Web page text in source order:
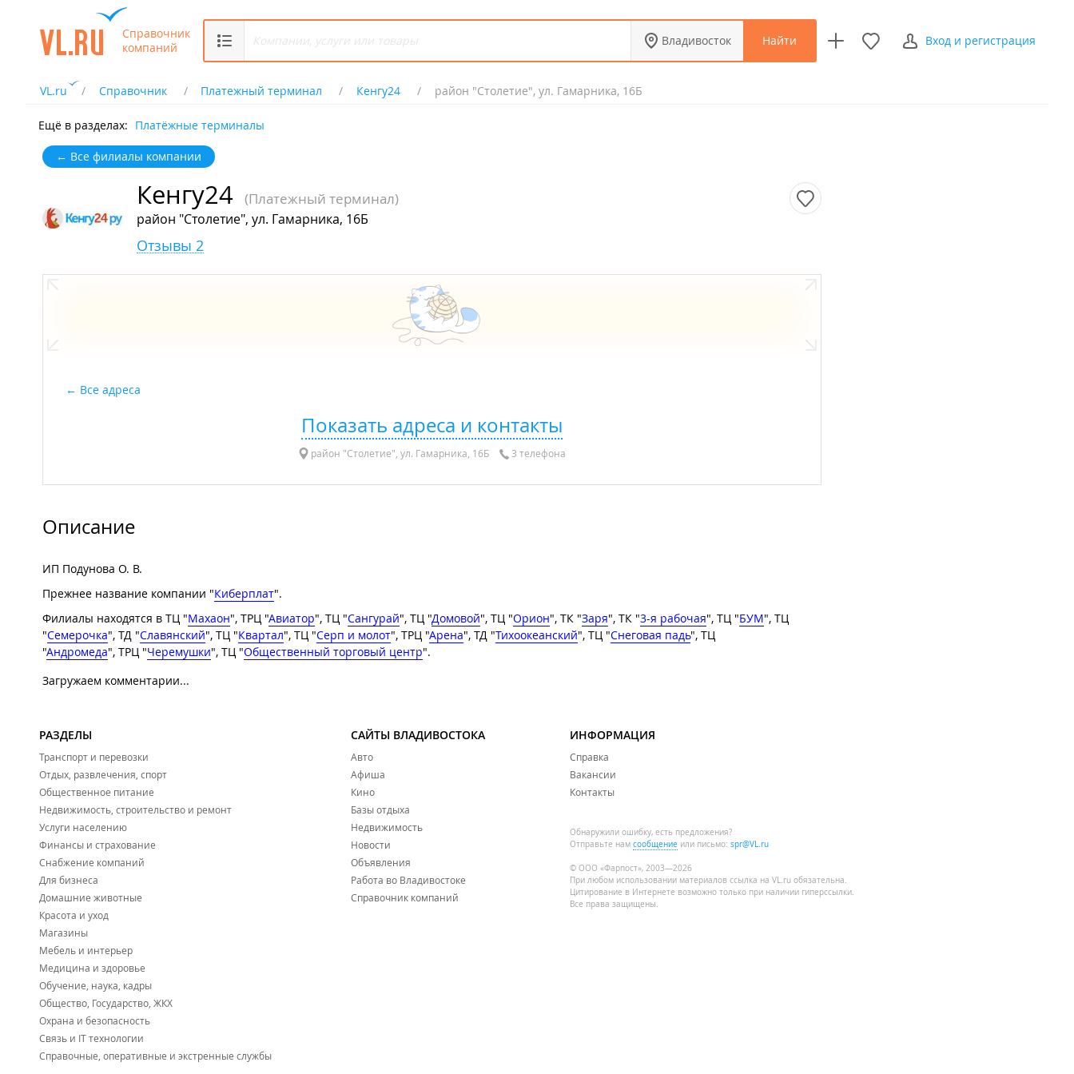
Справочник
компаний
Владивосток Найти Вход и регистрация
VL.ru Справочник Платежный терминал Кенгу24 район "Столетие", ул. Гамарника, 16Б
Ещё в разделах: Платёжные терминалы
← Все филиалы компании
Кенгу24 (Платежный терминал)
район "Столетие", ул. Гамарника, 16Б
Отзывы 2
Все адреса
Показать адреса и контакты
район "Столетие", ул. Гамарника, 16Б 3 телефона
Описание
ИП Подунова О. В.
Прежнее название компании "Киберплат".
Филиалы находятся в ТЦ "Махаон", ТРЦ "Авиатор", ТЦ "Сангурай", ТЦ "Домовой", ТЦ "Орион", ТК "Заря", ТК "3-я рабочая", ТЦ "БУМ", ТЦ
"Семерочка", ТД "Славянский", ТЦ "Квартал", ТЦ "Серп и молот", ТРЦ "Арена", ТД "Тихоокеанский", ТЦ "Снеговая падь", ТЦ
"Андромеда", ТРЦ "Черемушки", ТЦ "Общественный торговый центр".
Загружаем комментарии...
РАЗДЕЛЫ
Транспорт и перевозки
Отдых, развлечения, спорт
Общественное питание
Недвижимость, строительство и ремонт
Услуги населению
Финансы и страхование
Снабжение компаний
Для бизнеса
Домашние животные
Красота и уход
Магазины
Мебель и интерьер
Медицина и здоровье
Обучение, наука, кадры
Общество, Государство, ЖКХ
Охрана и безопасность
Связь и IT технологии
Справочные, оперативные и экстренные службы
САЙТЫ ВЛАДИВОСТОКА
Авто
Афиша
Кино
Базы отдыха
Недвижимость
Новости
Объявления
Работа во Владивостоке
Справочник компаний
ИНФОРМАЦИЯ
Справка
Вакансии
Контакты
Обнаружили ошибку, есть предложения?
Отправьте нам сообщение или письмо: spr@VL.ru
© ООО «Фарпост», 2003—2026
При любом использовании материалов ссылка на VL.ru обязательна.
Цитирование в Интернете возможно только при наличии гиперссылки.
Все права защищены.